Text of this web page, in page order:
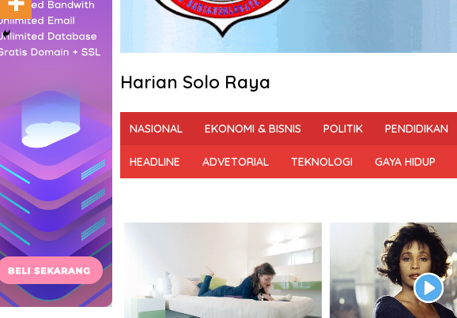
Harian Solo Raya
Tegas
Bermartabat
NASIONAL EKONOMI & BISNIS POLITIK PENDIDIKAN
HEADLINE ADVETORIAL TEKNOLOGI GAYA HIDUP